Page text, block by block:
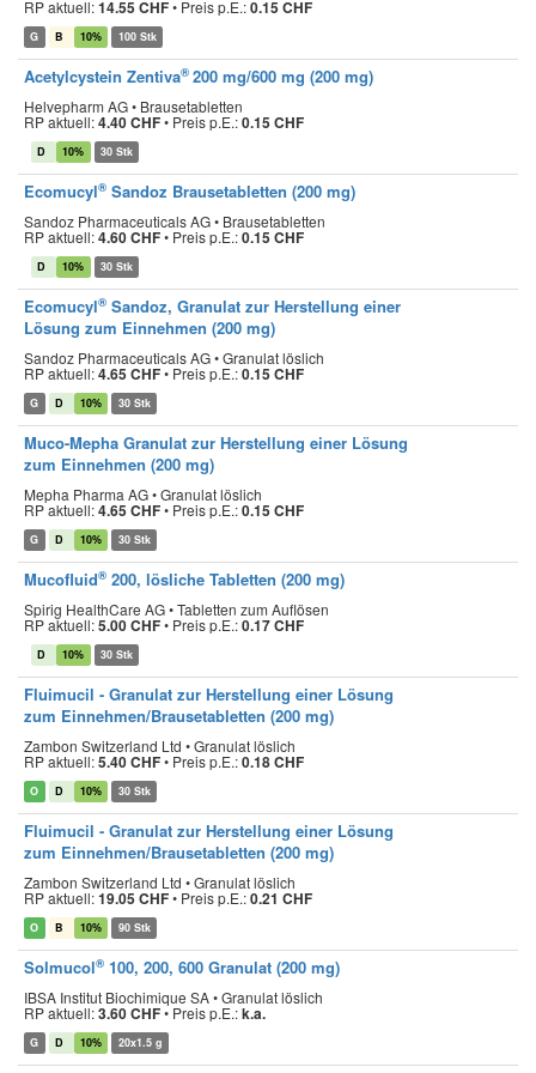
RP aktuell:14.55 CHF• Preis p.E.:0.15 CHF
G B 10% 100 Stk
Acetylcystein Zentiva® 200 mg/600 mg (200 mg)
Helvepharm AG • Brausetabletten
RP aktuell:4.40 CHF• Preis p.E.:0.15 CHF
D 10% 30 Stk
Ecomucyl® Sandoz Brausetabletten (200 mg)
Sandoz Pharmaceuticals AG • Brausetabletten
RP aktuell:4.60 CHF• Preis p.E.:0.15 CHF
D 10% 30 Stk
Ecomucyl® Sandoz, Granulat zur Herstellung einer
Lösung zum Einnehmen (200 mg)
Sandoz Pharmaceuticals AG • Granulat löslich
RP aktuell:4.65 CHF• Preis p.E.:0.15 CHF
G D 10% 30 Stk
Muco-Mepha Granulat zur Herstellung einer Lösung
zum Einnehmen (200 mg)
Mepha Pharma AG • Granulat löslich
RP aktuell:4.65 CHF• Preis p.E.:0.15 CHF
G D 10% 30 Stk
Mucofluid® 200, lösliche Tabletten (200 mg)
Spirig HealthCare AG • Tabletten zum Auflösen
RP aktuell:5.00 CHF• Preis p.E.:0.17 CHF
D 10% 30 Stk
Fluimucil - Granulat zur Herstellung einer Lösung
zum Einnehmen/Brausetabletten (200 mg)
Zambon Switzerland Ltd • Granulat löslich
RP aktuell:5.40 CHF• Preis p.E.:0.18 CHF
O D 10% 30 Stk
Fluimucil - Granulat zur Herstellung einer Lösung
zum Einnehmen/Brausetabletten (200 mg)
Zambon Switzerland Ltd • Granulat löslich
RP aktuell:19.05 CHF• Preis p.E.:0.21 CHF
O B 10% 90 Stk
Solmucol® 100, 200, 600 Granulat (200 mg)
IBSA Institut Biochimique SA • Granulat löslich
RP aktuell:3.60 CHF• Preis p.E.:k.a.
G D 10% 20x1.5 g